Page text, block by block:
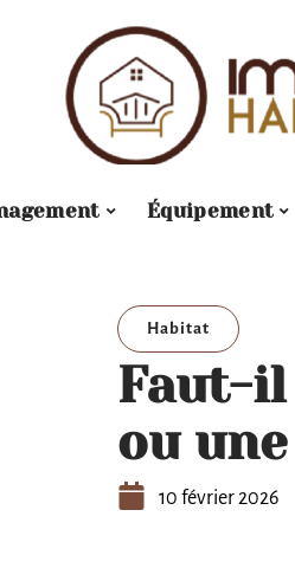
Équipement
Habitat
Faut-
ou
10 février 2026